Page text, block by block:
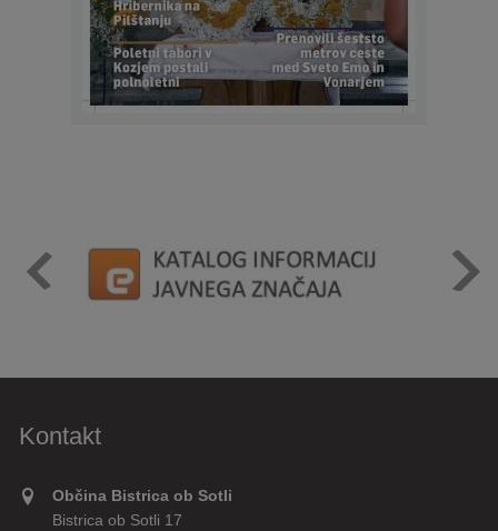
Kontakt
Občina Bistrica ob Sotli
Bistrica ob Sotli 17